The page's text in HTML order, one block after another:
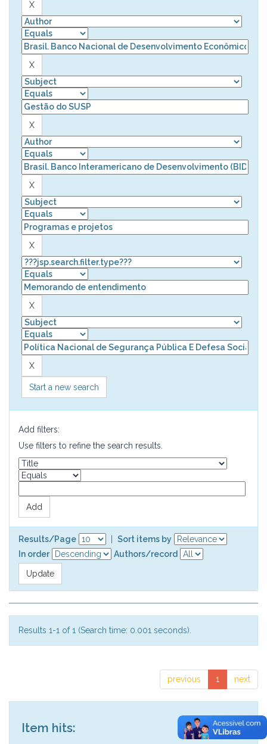
Start a new search
Add filters:
Use filters to refine the search results.
Results/Page
Sort items by
In order
Authors/record
Results 1-1 of 1 (Search time: 0.001 seconds).
previous 1 next
Item hits: